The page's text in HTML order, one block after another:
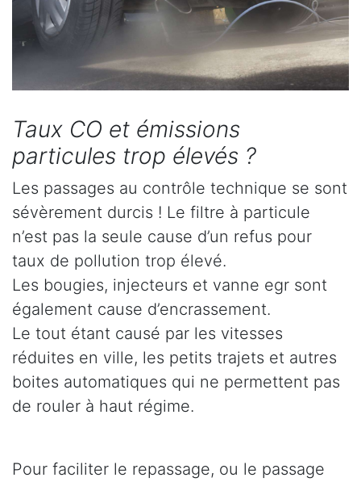
Taux CO et émissions
particules trop élevés ?
Les passages au contrôle technique se sont
sévèrement durcis ! Le filtre à particule
n’est pas la seule cause d’un refus pour
taux de pollution trop élevé.
Les bougies, injecteurs et vanne egr sont
également cause d’encrassement.
Le tout étant causé par les vitesses
réduites en ville, les petits trajets et autres
boites automatiques qui ne permettent pas
de rouler à haut régime.
Pour faciliter le repassage, ou le passage